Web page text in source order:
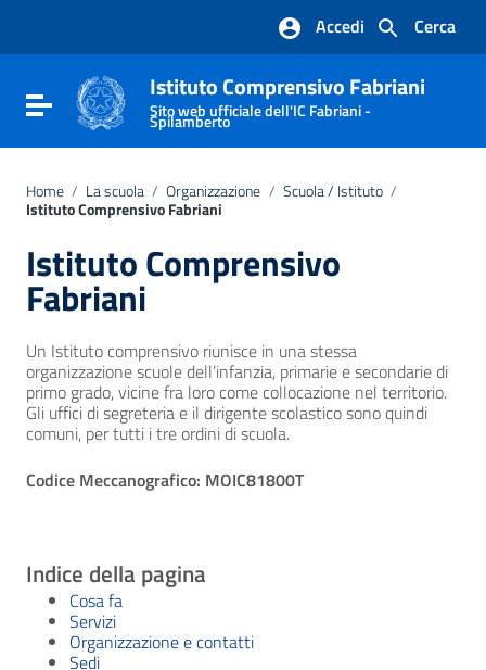
Vai al footer
Cerca
Accedi
Attiva / disattiva la navigazione
Istituto Comprensivo Fabriani
Sito web ufficiale dell'IC Fabriani -
Spilamberto
Home / La scuola / Organizzazione / Scuola / Istituto /
Istituto Comprensivo Fabriani
Istituto Comprensivo
Fabriani
Un Istituto comprensivo riunisce in una stessa
organizzazione scuole dell’infanzia, primarie e secondarie di
primo grado, vicine fra loro come collocazione nel territorio.
Gli uffici di segreteria e il dirigente scolastico sono quindi
comuni, per tutti i tre ordini di scuola.
Codice Meccanografico: MOIC81800T
Indice della pagina
Cosa fa
Servizi
Organizzazione e contatti
Sedi